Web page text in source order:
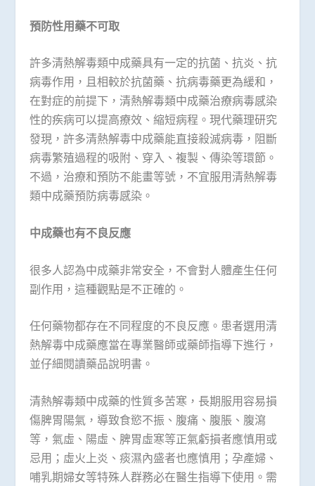
預防性用藥不可取
許多清熱解毒類中成藥具有一定的抗菌、抗炎、抗
病毒作用，且相較於抗菌藥、抗病毒藥更為緩和，
在對症的前提下，清熱解毒類中成藥治療病毒感染
性的疾病可以提高療效、縮短病程。現代藥理研究
發現，許多清熱解毒中成藥能直接殺滅病毒，阻斷
病毒繁殖過程的吸附、穿入、複製、傳染等環節。
不過，治療和預防不能畫等號，不宜服用清熱解毒
類中成藥預防病毒感染。
中成藥也有不良反應
很多人認為中成藥非常安全，不會對人體產生任何
副作用，這種觀點是不正確的。
任何藥物都存在不同程度的不良反應。患者選用清
熱解毒中成藥應當在專業醫師或藥師指導下進行，
並仔細閱讀藥品說明書。
清熱解毒類中成藥的性質多苦寒，長期服用容易損
傷脾胃陽氣，導致食慾不振、腹痛、腹脹、腹瀉
等，氣虛、陽虛、脾胃虛寒等正氣虧損者應慎用或
忌用；虛火上炎、痰濕內盛者也應慎用；孕產婦、
哺乳期婦女等特殊人群務必在醫生指導下使用。需